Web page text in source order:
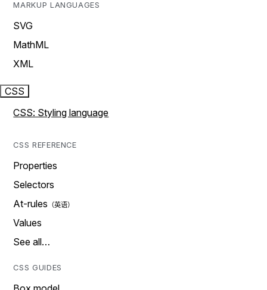
MARKUP LANGUAGES
SVG
MathML
XML
CSS
CSS: Styling language
CSS REFERENCE
Properties
Selectors
At-rules
Values
See all…
CSS GUIDES